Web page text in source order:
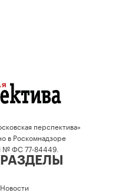
перспектива»
в Роскомнадзоре
№ ФС 77-84449.
РАЗДЕЛЫ
Новости